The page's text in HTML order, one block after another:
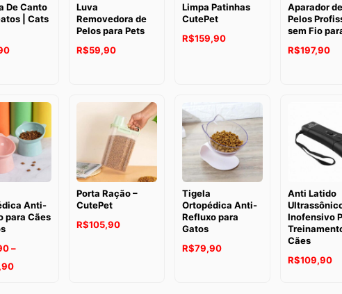
De Canto
| Cats
Luva
Removedora de
Pelos para Pets
R$59,90
Limpa Patinhas
CutePet
R$159,90
Aparador de
Pelos
sem Fio
R$197,90
Anti-
para Cães
–
Faixa
Porta Ração –
CutePet
R$105,90
Tigela
Ortopédica Anti-
Refluxo para
Gatos
R$79,90
Anti Latido
Inofensivo
Cães
R$109,90